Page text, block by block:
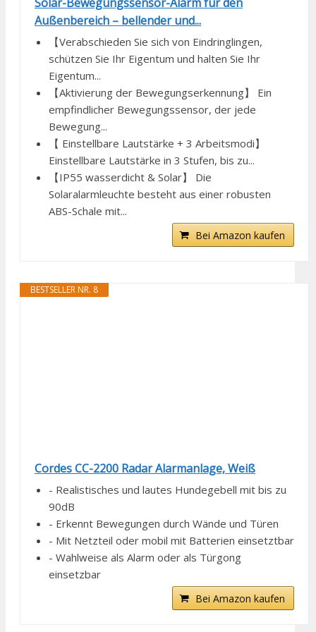
Außenbereich – bellender und...
【Verabschieden Sie sich von Eindringlingen,
schützen Sie Ihr Eigentum und halten Sie Ihr
Eigentum...
【Aktivierung der Bewegungserkennung】 Ein
empfindlicher Bewegungssensor, der jede
Bewegung...
【 Einstellbare Lautstärke + 3 Arbeitsmodi】
Einstellbare Lautstärke in 3 Stufen, bis zu...
【IP55 wasserdicht & Solar】 Die
Solaralarmleuchte besteht aus einer robusten
ABS-Schale mit...
Bei Amazon kaufen
BESTSELLER NR. 8
Cordes CC-2200 Radar Alarmanlage, Weiß
- Realistisches und lautes Hundegebell mit bis zu
90dB
- Erkennt Bewegungen durch Wände und Türen
- Mit Netzteil oder mobil mit Batterien einsetztbar
- Wahlweise als Alarm oder als Türgong
einsetzbar
Bei Amazon kaufen